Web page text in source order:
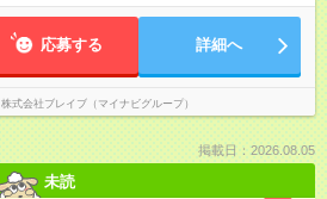
応募する 詳細へ
株式会社ブレイブ（マイナビグループ）
掲載日：2026.08.05
未読